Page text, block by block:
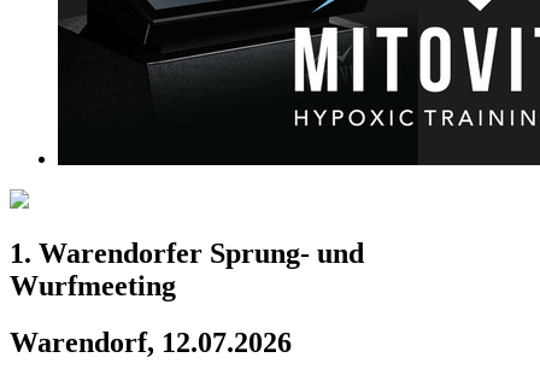
1. Warendorfer Sprung- und
Wurfmeeting
Warendorf, 12.07.2026